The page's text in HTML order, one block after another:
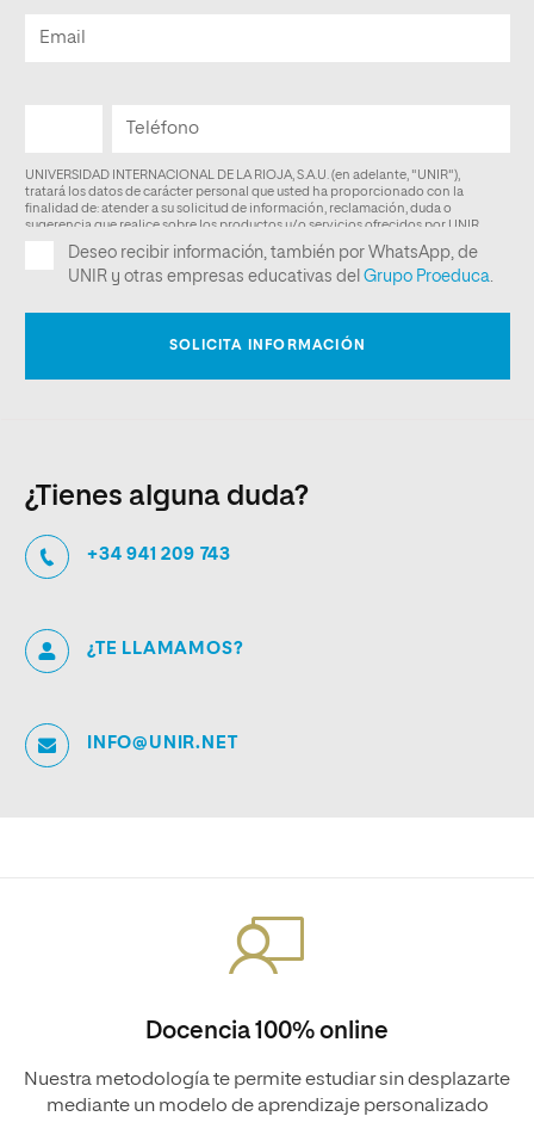
¿Tienes alguna duda?
+34 941 209 743
¿TE LLAMAMOS?
INFO@UNIR.NET
Docencia 100% online
Nuestra metodología te permite estudiar sin desplazarte
mediante un modelo de aprendizaje personalizado